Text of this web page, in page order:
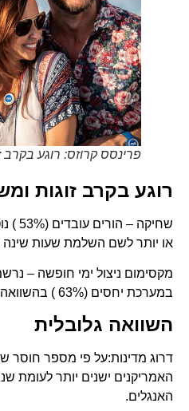
פרינסס קרוזס: רוגע בקרב
רוגע בקרב זוגות
שחיקה –
או יותר לשם השלמת שעות שינה
מקסימום ניצול ימי חופשה – נרשמה
במערכת יחסים (63% ) בהשוואה לרווקים (46% ).
השוואה גלובלית
דרוג מדינות:על פי מספר חוסר
האמריקנים ישנים יותר לעומת
האנגלים.